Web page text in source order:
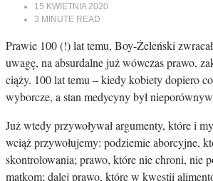
15 KWIETNIA 2020
3 MINUTE READ
Prawie 100 (!) lat temu, Boy-Żeleński
uwagę, na absurdalne już wówczas prawo,
ciąży. 100 lat temu – kiedy kobiety dopiero
wyborcze, a stan medycyny był
Już wtedy przywoływał argumenty, które i
wciąż przywołujemy: podziemie aborcyjne,
skontrolowania; prawo, które nie chroni, nie
matkom; dalej prawo, które w kwestii